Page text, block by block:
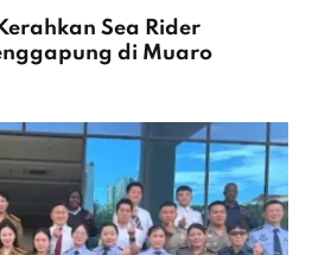
Sea Rider
di Muaro